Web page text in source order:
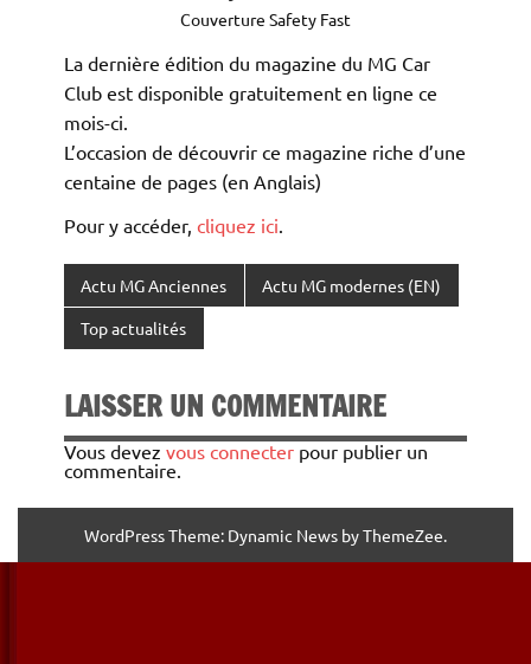
Couverture Safety Fast
La dernière édition du magazine du MG Car
Club est disponible gratuitement en ligne ce
mois-ci.
L’occasion de découvrir ce magazine riche d’une
centaine de pages (en Anglais)
Pour y accéder, cliquez ici.
Actu MG Anciennes Actu MG modernes (EN)
Top actualités
LAISSER UN COMMENTAIRE
Vous devez vous connecter pour publier un
commentaire.
WordPress Theme: Dynamic News by ThemeZee.